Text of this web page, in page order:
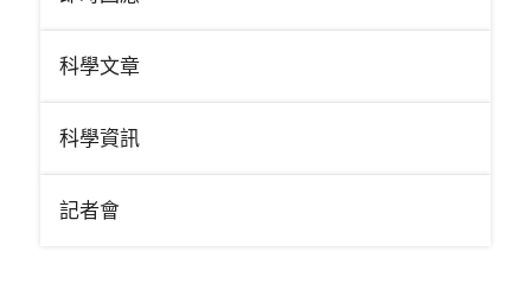
科學文章
科學資訊
記者會